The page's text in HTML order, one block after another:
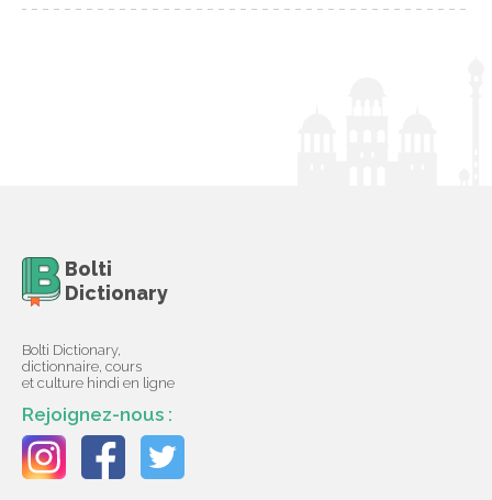
Bolti
Dictionary
Bolti Dictionary,
dictionnaire, cours
et culture hindi en ligne
Rejoignez-nous :